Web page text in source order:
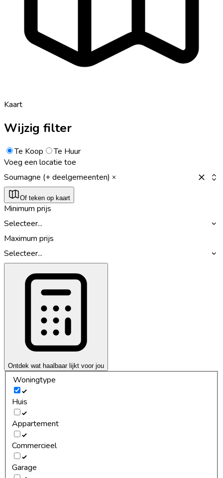
Kaart
Wijzig filter
Te Koop
Te Huur
Voeg een locatie toe
Soumagne (+ deelgemeenten)
Of teken op kaart
Minimum prijs
Selecteer...
Maximum prijs
Selecteer...
Ontdek wat haalbaar lijkt voor jou
Woningtype
Huis
Appartement
Commercieel
Garage